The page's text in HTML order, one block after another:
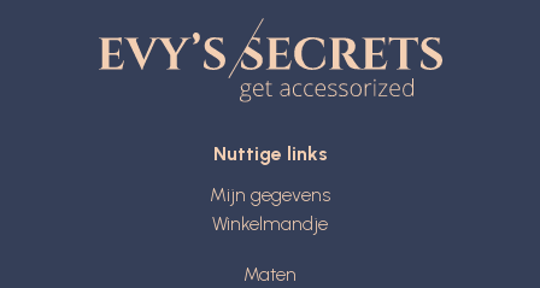
Nuttige links
Mijn gegevens
Winkelmandje
Maten